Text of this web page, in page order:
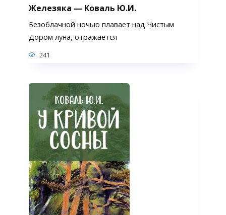
Железяка — Коваль Ю.И.
Безоблачной ночью плавает над Чистым
Дором луна, отражается
241